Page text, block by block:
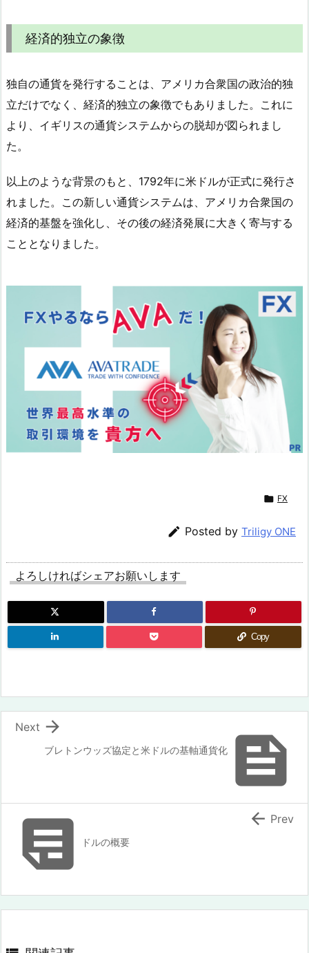
経済的独立の象徴
独自の通貨を発行することは、アメリカ合衆国の政治的独
立だけでなく、経済的独立の象徴でもありました。これに
より、イギリスの通貨システムからの脱却が図られまし
た。
以上のような背景のもと、1792年に米ドルが正式に発行さ
れました。この新しい通貨システムは、アメリカ合衆国の
経済的基盤を強化し、その後の経済発展に大きく寄与する
こととなりました。
 FX
 Posted by Triligy ONE
よろしければシェアお願いします
Copy

ブレトンウッズ協定と米ドルの基軸通貨化

Next
 ドルの概要
 Prev